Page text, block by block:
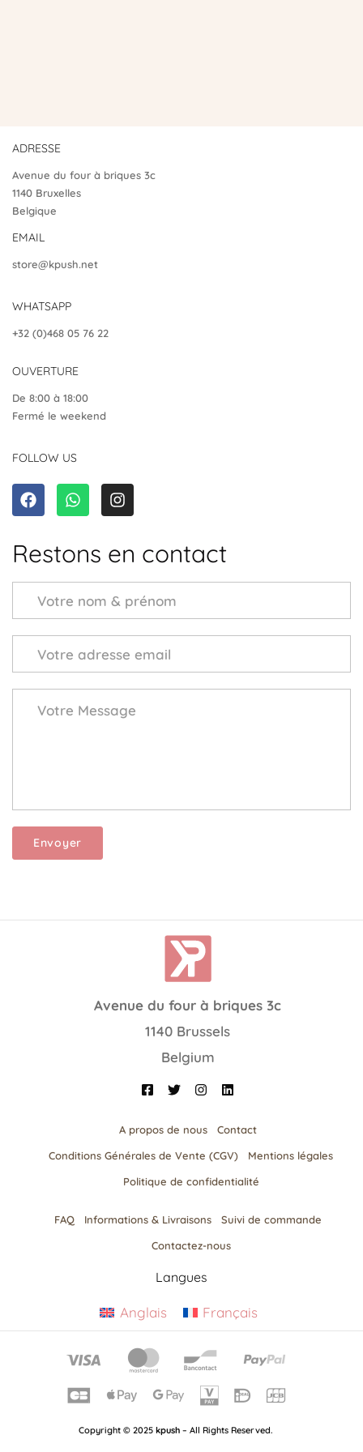
ADRESSE
Avenue du four à briques 3c
1140 Bruxelles
Belgique
EMAIL
store@kpush.net
WHATSAPP
+32 (0)468 05 76 22
OUVERTURE
De 8:00 à 18:00
Fermé le weekend
FOLLOW US
Restons en contact
Avenue du four à briques 3c
1140 Brussels
Belgium
A propos de nous
Contact
Conditions Générales de Vente (CGV)
Mentions légales
Politique de confidentialité
FAQ Informations & Livraisons​
Suivi de commande
Contactez-nous
Langues
Anglais Français
Copyright © 2025 kpush – All Rights Reserved.